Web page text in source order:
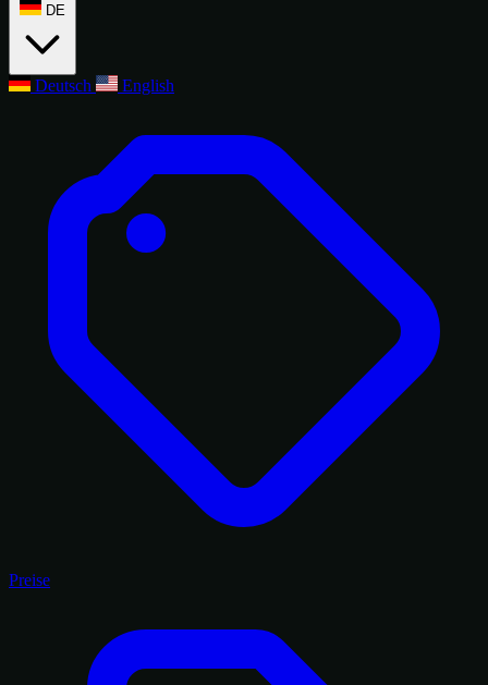
DE
Deutsch English
Preise